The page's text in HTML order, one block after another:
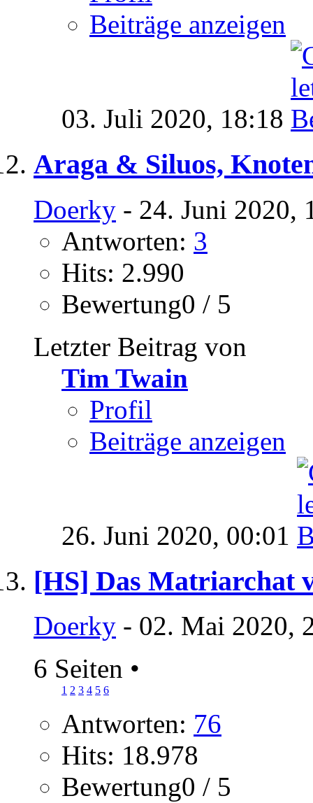
Beiträge anzeigen
03. Juli 2020, 18:18
Araga & Siluos,
Doerky - 24. Juni 2020,
Antworten: 3
Hits: 2.990
Bewertung0 / 5
Letzter Beitrag von
Tim Twain
Profil
Beiträge anzeigen
26. Juni 2020, 00:01
[HS] Das Matriarchat
Doerky - 02. Mai 2020,
6 Seiten •
1 2 3 4 5 6
Antworten: 76
Hits: 18.978
Bewertung0 / 5